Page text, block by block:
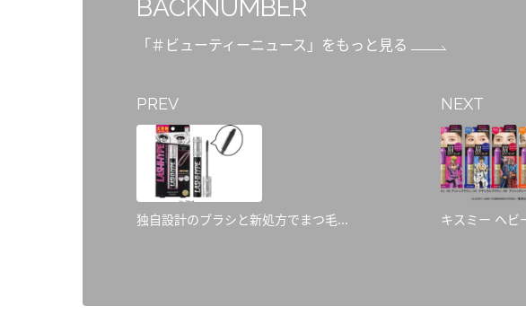
BACKNUMBER
「＃ビューティーニュース」をもっと見る
PREV
独自設計のブラシと新処方でまつ毛...
NEXT
キスミー ヘビ